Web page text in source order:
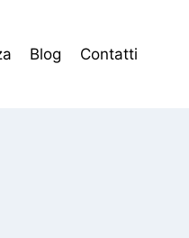
Blog Contatti